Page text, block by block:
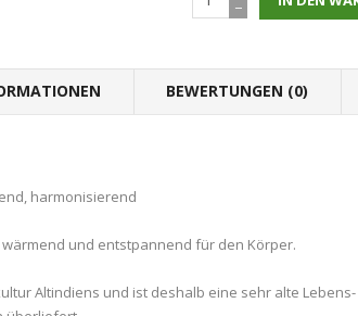
−
BEWERTUNGEN (0)
harmonisierend
und entstpannend für den Körper.
Altindiens und ist deshalb eine sehr alte